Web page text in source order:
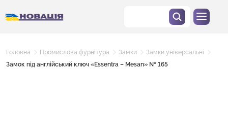
Головна Промислова фурнітура Замки
Замки універсальні
Замок під англійський ключ «Essentra – Mesan» № 165